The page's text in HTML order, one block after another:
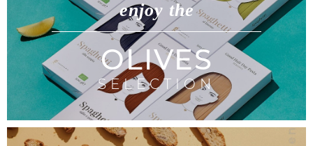
enjoy the
OLIVES
SELECTION